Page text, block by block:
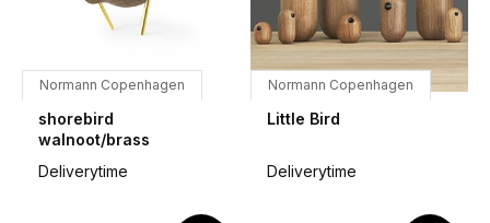
Normann Copenhagen
shorebird
walnoot/brass
Deliverytime
Normann Copenhagen
Little Bird
Deliverytime